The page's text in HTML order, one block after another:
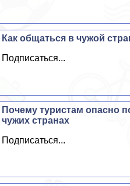
Как общаться в чужой
Подписаться...
Почему туристам опасно
чужих странах
Подписаться...